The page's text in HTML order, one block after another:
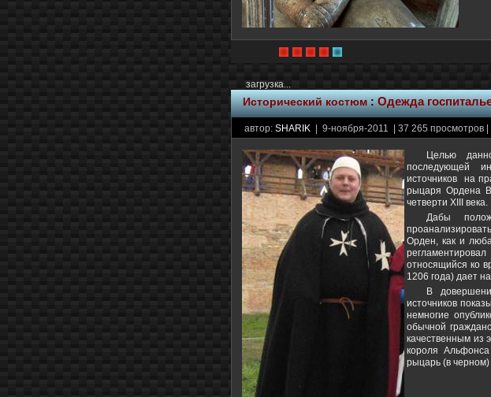
загрузка...
Исторический костюм: Одежда
автор:SHARIK | 9-ноября-2011 | 37 265 просмотров |
Целью
последующей
источников на
рыцаря Ордена
четверти ХІІІ века.
Дабы
Орден, как и
относящийся ко
1206 года) дает
В
источников
немногие
обычной
качественным из
короля
рыцарь (в